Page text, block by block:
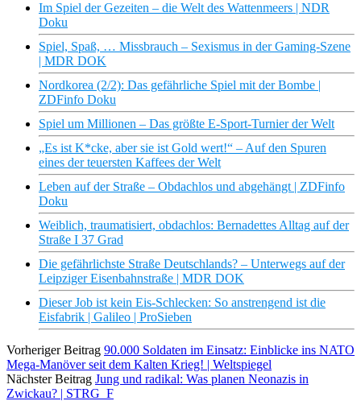
Im Spiel der Gezeiten – die Welt des Wattenmeers | NDR
Doku
Spiel, Spaß, … Missbrauch – Sexismus in der Gaming-Szene
| MDR DOK
Nordkorea (2/2): Das gefährliche Spiel mit der Bombe |
ZDFinfo Doku
Spiel um Millionen – Das größte E-Sport-Turnier der Welt
„Es ist K*cke, aber sie ist Gold wert!“ – Auf den Spuren
eines der teuersten Kaffees der Welt
Leben auf der Straße – Obdachlos und abgehängt | ZDFinfo
Doku
Weiblich, traumatisiert, obdachlos: Bernadettes Alltag auf der
Straße I 37 Grad
Die gefährlichste Straße Deutschlands? – Unterwegs auf der
Leipziger Eisenbahnstraße | MDR DOK
Dieser Job ist kein Eis-Schlecken: So anstrengend ist die
Eisfabrik | Galileo | ProSieben
Vorheriger Beitrag 90.000 Soldaten im Einsatz: Einblicke ins NATO
Mega-Manöver seit dem Kalten Krieg! | Weltspiegel
Nächster Beitrag Jung und radikal: Was planen Neonazis in
Zwickau? | STRG_F